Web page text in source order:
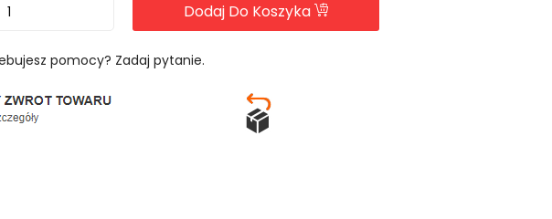
Dodaj Do Koszyka
pomocy? Zadaj pytanie.